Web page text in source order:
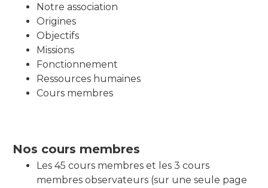
Notre association
Origines
Objectifs
Missions
Fonctionnement
Ressources humaines
Cours membres
Nos cours membres
Les 45 cours membres et les 3 cours
membres observateurs (sur une seule page